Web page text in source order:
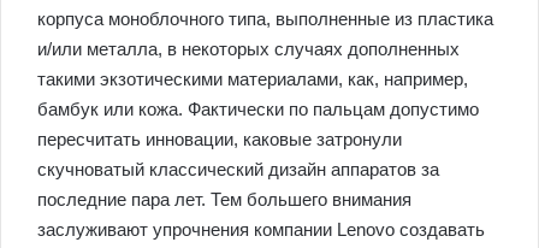
корпуса моноблочного типа, выполненные из пластика
и/или металла, в некоторых случаях дополненных
такими экзотическими материалами, как, например,
бамбук или кожа. Фактически по пальцам допустимо
пересчитать инновации, каковые затронули
скучноватый классический дизайн аппаратов за
последние пара лет. Тем большего внимания
заслуживают упрочнения компании Lenovo создавать